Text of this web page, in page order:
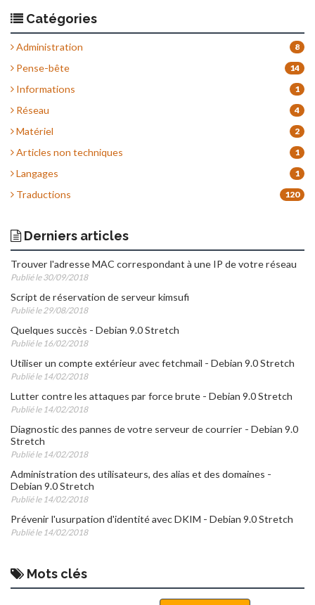
Catégories
Administration 8
Pense-bête 14
Informations 1
Réseau 4
Matériel 2
Articles non techniques 1
Langages 1
Traductions 120
Derniers articles
Trouver l'adresse MAC correspondant à une IP de votre réseau
Publié le 30/09/2018
Script de réservation de serveur kimsufi
Publié le 29/08/2018
Quelques succès - Debian 9.0 Stretch
Publié le 16/02/2018
Utiliser un compte extérieur avec fetchmail - Debian 9.0 Stretch
Publié le 14/02/2018
Lutter contre les attaques par force brute - Debian 9.0 Stretch
Publié le 14/02/2018
Diagnostic des pannes de votre serveur de courrier - Debian 9.0
Stretch
Publié le 14/02/2018
Administration des utilisateurs, des alias et des domaines -
Debian 9.0 Stretch
Publié le 14/02/2018
Prévenir l'usurpation d'identité avec DKIM - Debian 9.0 Stretch
Publié le 14/02/2018
Mots clés